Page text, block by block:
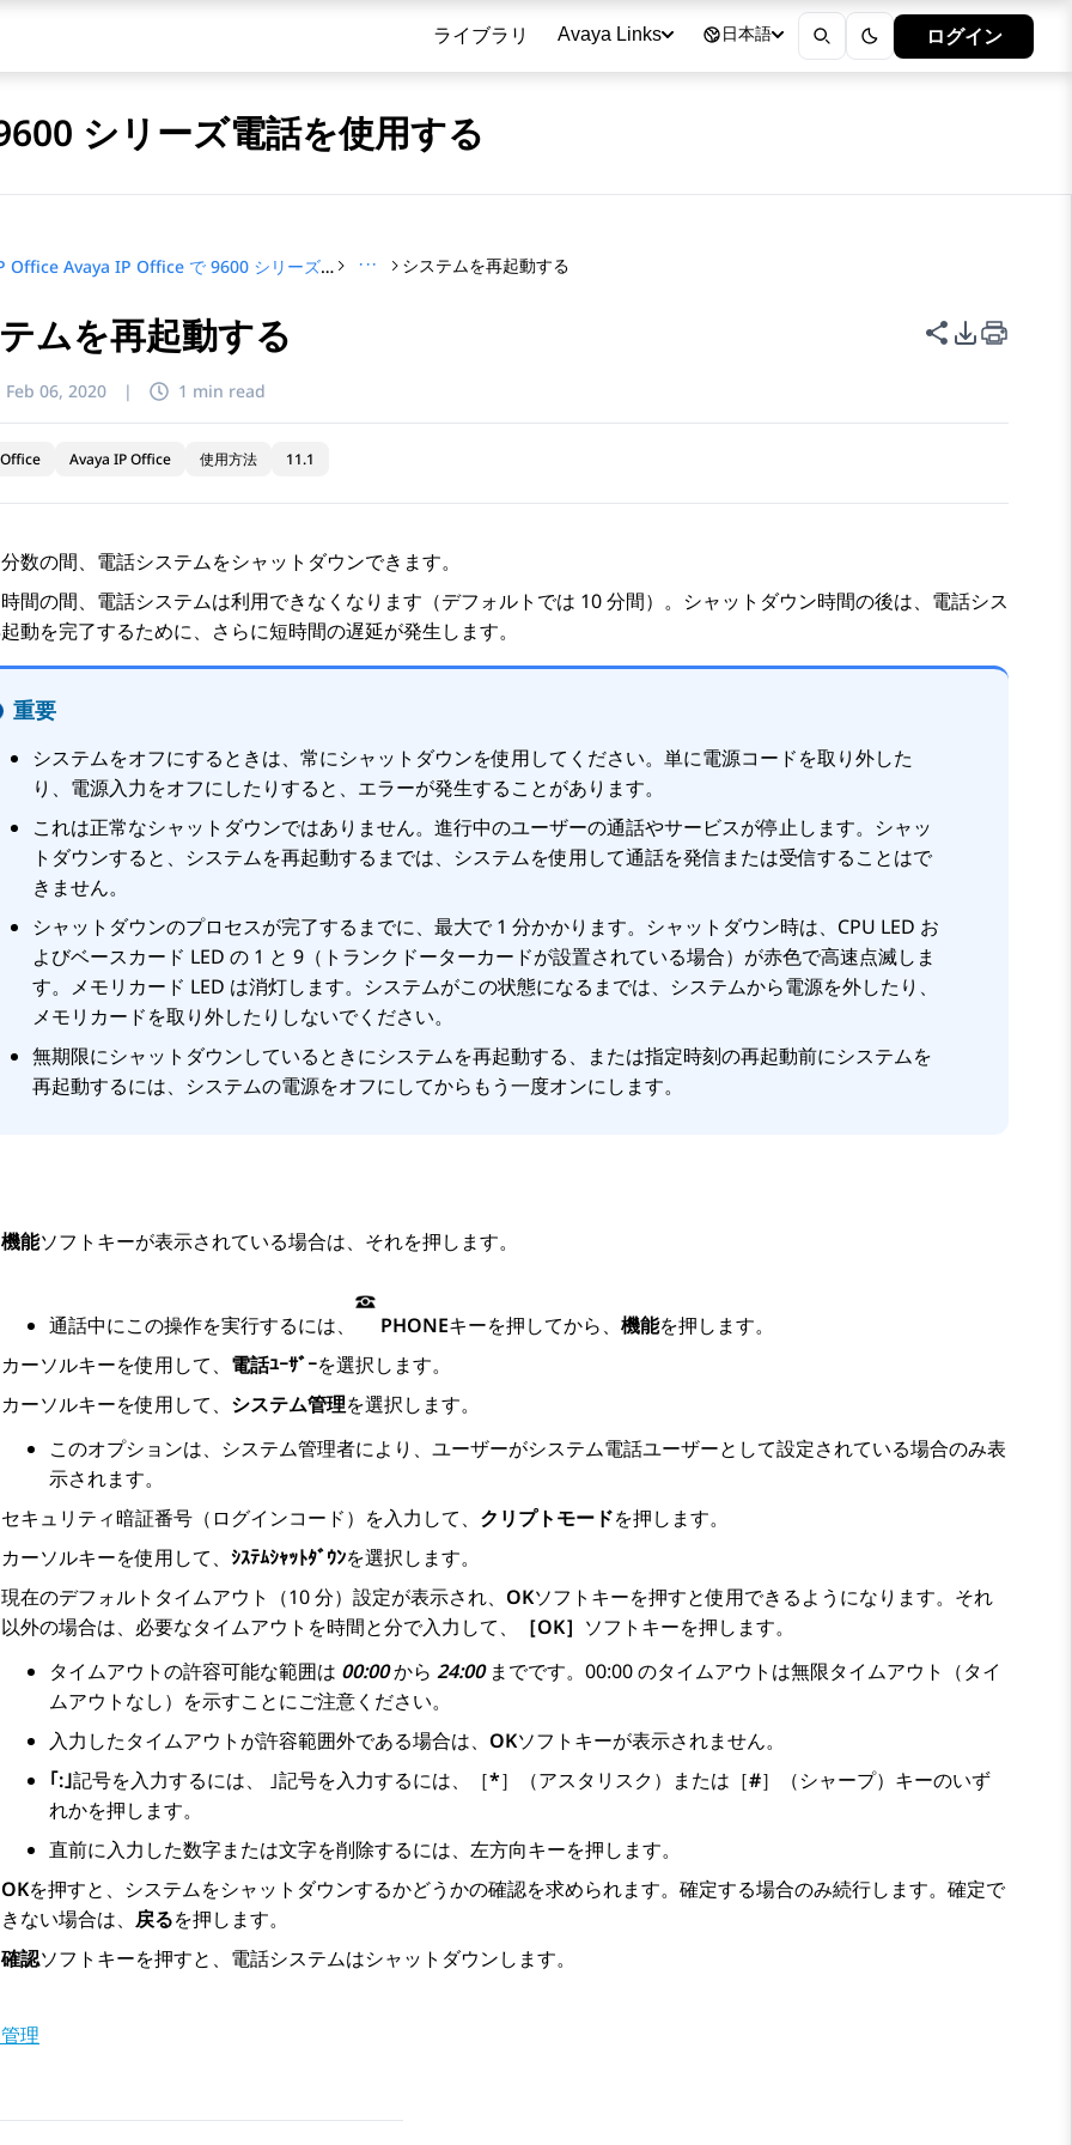
ライブラリ Avaya Links 日本語 ログイン
シリーズ電話を使用する
ださい
IP Office Avaya IP Office で 9600 シリーズ電話を使用する ··· システムを再起動する
ムを再起動する このページ
PDFエク
Feb 06, 2020 | 1 min read
Avaya IP Office 使用方法 11.1
数の間、電話システムをシャットダウンできます。
間の間、電話システムは利用できなくなります（デフォルトでは 10 分間）。シャットダウン時間の後は、電話シス
動を完了するために、さらに短時間の遅延が発生します。
重要
システムをオフにするときは、常にシャットダウンを使用してください。単に電源コードを取り外した
り、電源入力をオフにしたりすると、エラーが発生することがあります。
これは正常なシャットダウンではありません。進行中のユーザーの通話やサービスが停止します。シャッ
トダウンすると、システムを再起動するまでは、システムを使用して通話を発信または受信することはで
きません。
シャットダウンのプロセスが完了するまでに、最大で 1 分かかります。シャットダウン時は、CPU LED お
よびベースカード LED の 1 と 9（トランクドーターカードが設置されている場合）が赤色で高速点滅しま
す。メモリカード LED は消灯します。システムがこの状態になるまでは、システムから電源を外したり、
メモリカードを取り外したりしないでください。
無期限にシャットダウンしているときにシステムを再起動する、または指定時刻の再起動前にシステムを
再起動するには、システムの電源をオフにしてからもう一度オンにします。
機能ソフトキーが表示されている場合は、それを押します。
通話中にこの操作を実行するには、 PHONEキーを押してから、 機能を押します。
カーソルキーを使用して、 電話ﾕｰｻﾞｰを選択します。
カーソルキーを使用して、 システム管理を選択します。
このオプションは、システム管理者により、ユーザーがシステム電話ユーザーとして設定されている場合のみ表
示されます。
セキュリティ暗証番号（ログインコード）を入力して、 クリプトモードを押します。
カーソルキーを使用して、 ｼｽﾃﾑｼｬｯﾄﾀﾞｳﾝを選択します。
現在のデフォルトタイムアウト（10 分）設定が表示され、 OKソフトキーを押すと使用できるようになります。それ
以外の場合は、必要なタイムアウトを時間と分で入力して、
［OK］ ソフトキーを押します。
タイムアウトの許容可能な範囲は 00:00から 24:00までです。00:00 のタイムアウトは無限タイムアウト（タイ
ムアウトなし）を示すことにご注意ください。
入力したタイムアウトが許容範囲外である場合は、 OKソフトキーが表示されません。
｢:｣記号を入力するには、 ｣記号を入力するには、［*］（アスタリスク）または［#］（シャープ）キーのいず
れかを押します。
直前に入力した数字または文字を削除するには、左方向キーを押します。
OKを押すと、システムをシャットダウンするかどうかの確認を求められます。確定する場合のみ続行します。確定で
きない場合は、 戻るを押します。
確認ソフトキーを押すと、電話システムはシャットダウンします。
理